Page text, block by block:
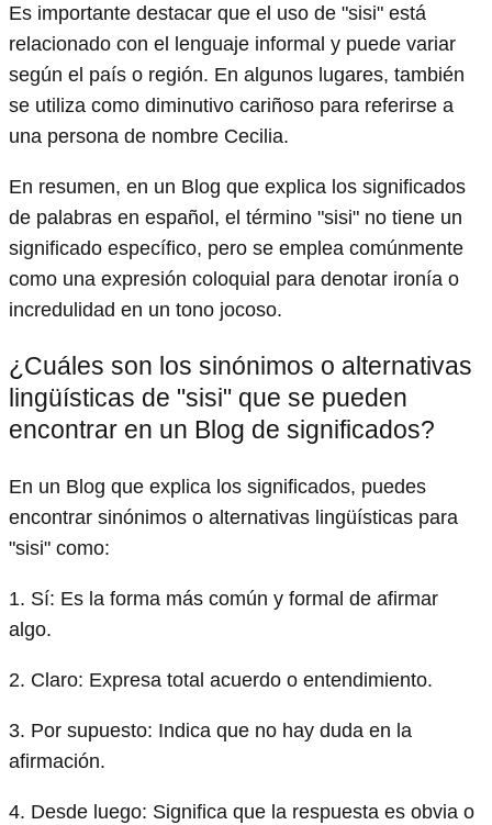
Es importante destacar que el uso de "sisi" está
relacionado con el lenguaje informal y puede variar
según el país o región. En algunos lugares, también
se utiliza como diminutivo cariñoso para referirse a
una persona de nombre Cecilia.
En resumen, en un Blog que explica los significados
de palabras en español, el término "sisi" no tiene un
significado específico, pero se emplea comúnmente
como una expresión coloquial para denotar ironía o
incredulidad en un tono jocoso.
¿Cuáles son los sinónimos o alternativas
lingüísticas de "sisi" que se pueden
encontrar en un Blog de significados?
En un Blog que explica los significados, puedes
encontrar sinónimos o alternativas lingüísticas para
"sisi" como:
1. Sí: Es la forma más común y formal de afirmar
algo.
2. Claro: Expresa total acuerdo o entendimiento.
3. Por supuesto: Indica que no hay duda en la
afirmación.
4. Desde luego: Significa que la respuesta es obvia o